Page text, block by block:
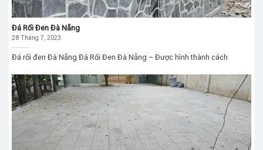
Đá Rối Đen Đà Nẵng
28 Tháng 7, 2023
Đá rối đen Đà Nẵng Đá Rối Đen Đà Nẵng – Được hình thành cách